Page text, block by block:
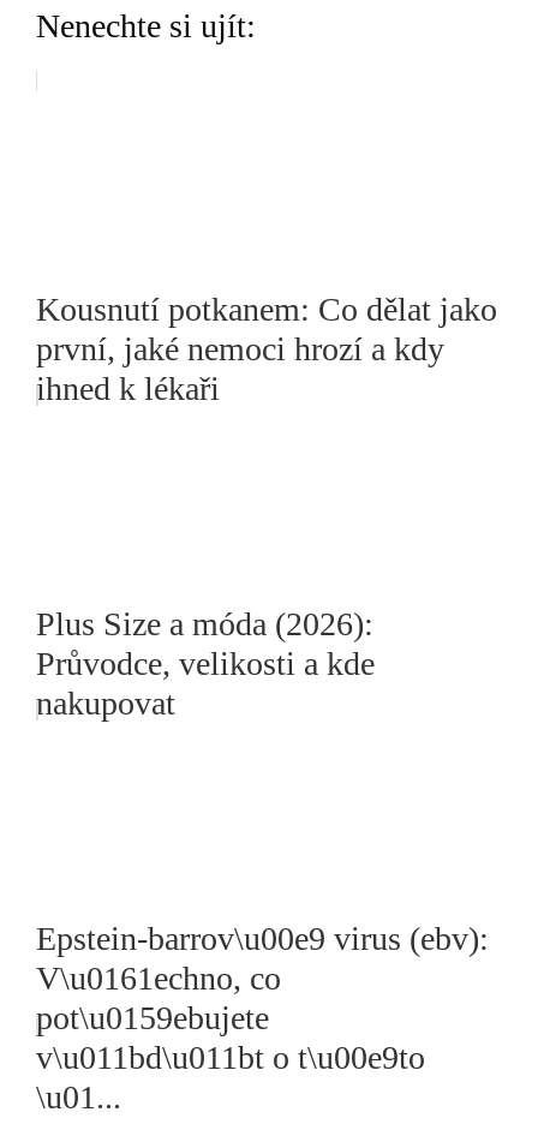
Nenechte si ujít:
Kousnutí potkanem: Co dělat jako
první, jaké nemoci hrozí a kdy
ihned k lékaři
Plus Size a móda (2026):
Průvodce, velikosti a kde
nakupovat
Epstein-barrov\u00e9 virus (ebv):
V\u0161echno, co
pot\u0159ebujete
v\u011bd\u011bt o t\u00e9to
\u01...